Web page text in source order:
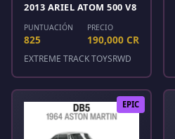
2013 ARIEL ATOM 500 V8
PUNTUACIÓN
825
PRECIO
190,000 CR
EXTREME TRACK TOYSRWD
EPIC